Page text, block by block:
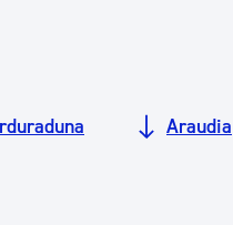
Araudia